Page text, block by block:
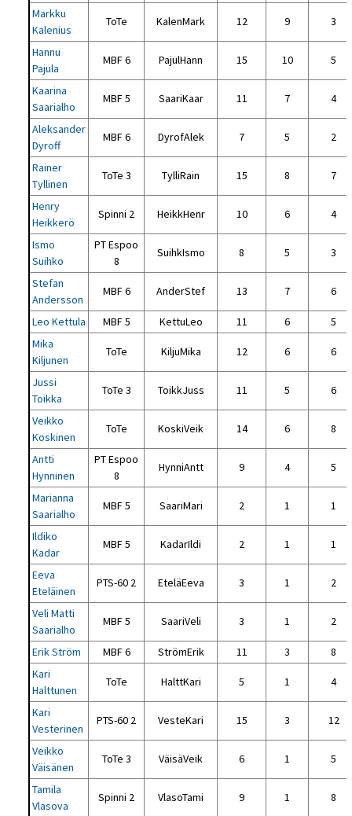
Markku
Kalenius
ToTe KalenMark 12 9 3
Hannu
Pajula
MBF 6 PajulHann 15 10 5
Kaarina
Saarialho
MBF 5 SaariKaar 11 7 4
Aleksander
Dyroff
MBF 6 DyrofAlek 7 5 2
Rainer
Tyllinen
ToTe 3 TylliRain 15 8 7
Henry
Heikkerö
Spinni 2 HeikkHenr 10 6 4
Ismo
Suihko
PT Espoo
8
SuihkIsmo 8 5 3
Stefan
Andersson
MBF 6 AnderStef 13 7 6
Leo Kettula MBF 5 KettuLeo 11 6
5
Mika
Kiljunen
ToTe KiljuMika 12 6 6
Jussi
Toikka
ToTe 3 ToikkJuss 11 5 6
Veikko
Koskinen
ToTe KoskiVeik 14 6 8
Antti
Hynninen
PT Espoo
8
HynniAntt 9 4 5
Marianna
Saarialho
MBF 5 SaariMari 2 1 1
Ildiko
Kadar
MBF 5 KadarIldi 2 1 1
Eeva
Eteläinen
PTS-60 2 EteläEeva 3 1 2
Veli Matti
Saarialho
MBF 5 SaariVeli 3 1 2
Erik Ström MBF 6 StrömErik 11 3
8
Kari
Halttunen
ToTe HalttKari 5 1 4
Kari
Vesterinen
PTS-60 2 VesteKari 15 3 12
Veikko
Väisänen
ToTe 3 VäisäVeik 6 1 5
Tamila
Vlasova
Spinni 2 VlasoTami 9 1 8